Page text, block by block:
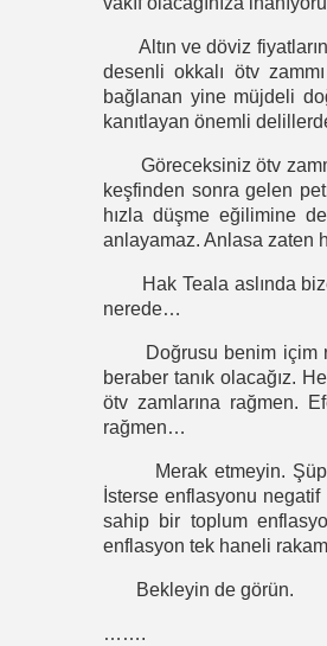
Altın ve döviz
desenli okkalı ötv
bağlanan yine müjdeli
kanıtlayan önemli
Göreceksiniz ötv
keşfinden sonra gelen
hızla düşme eğilimine
anlayamaz. Anlasa zaten
Hak Teala aslında
nerede…
Doğrusu benim içim
beraber tanık olacağız.
ötv zamlarına rağmen.
rağmen…
Merak etmeyin.
İsterse enflasyonu
sahip bir toplum
enflasyon tek haneli
Bekleyin de görün.
…….